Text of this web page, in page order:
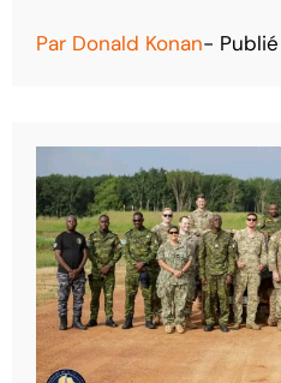
Par Donald Konan-